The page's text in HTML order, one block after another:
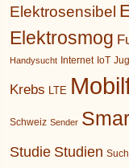
Elektrosensibel
Elektrosmog
Handysucht Internet IoT
Krebs LTE
Schweiz Sender
Studie Studien